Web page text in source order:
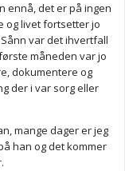
ennå, det er på ingen
og livet fortsetter jo
var det ihvertfall
måneden var jo
dokumentere og
der i var sorg eller
mange dager er jeg
han og det kommer